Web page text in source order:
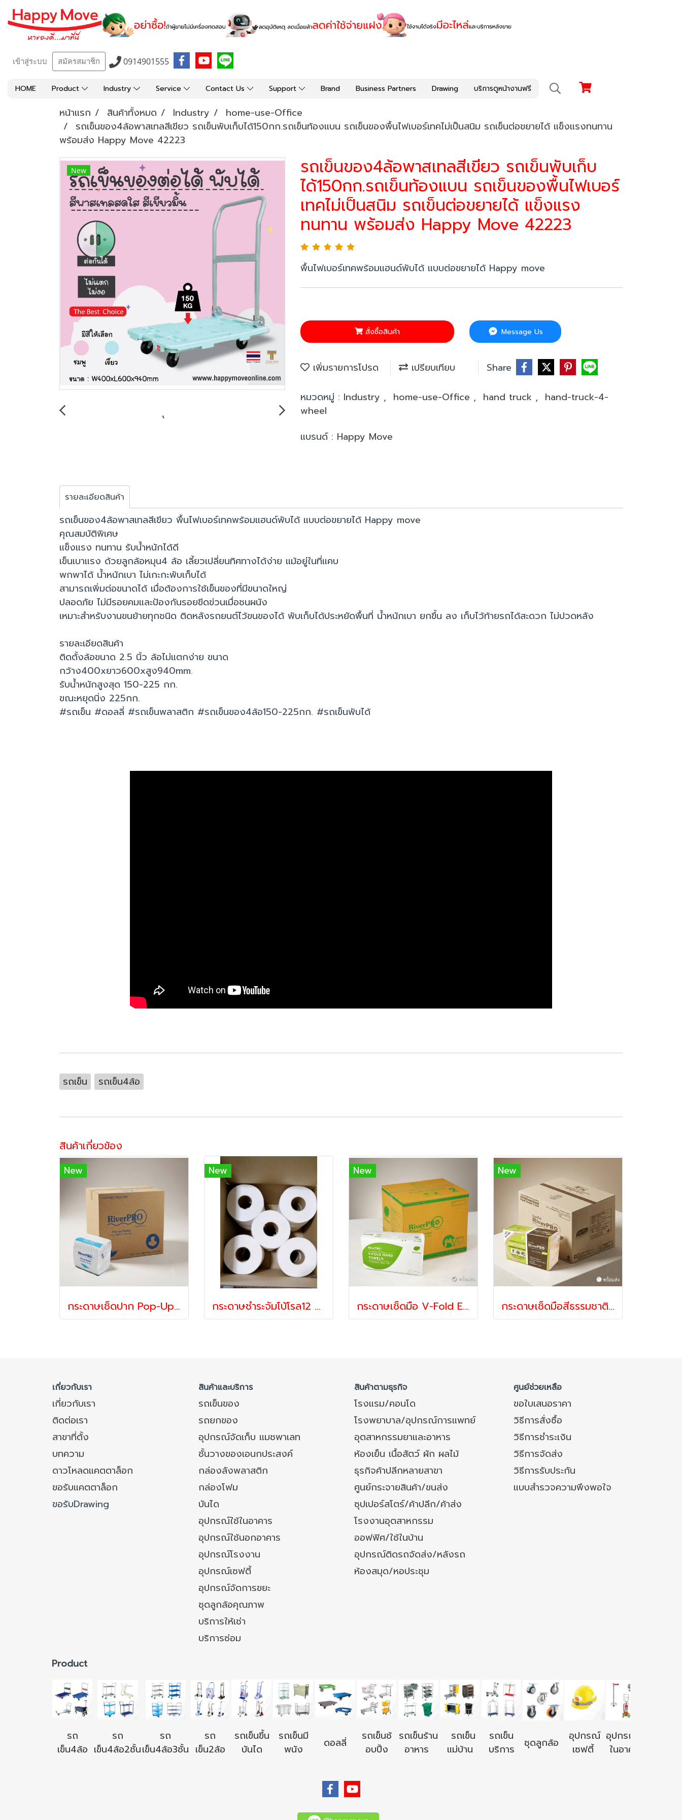
เข้าสู่ระบบ สมัครสมาชิก 0914901555
HOME Product Industry Service Contact Us Support Brand Business Partners Drawing บริการดูหน้างานฟรี
หน้าแรก สินค้าทั้งหมด Industry
home-use-Office
รถเข็นของ4ล้อพาสเทลสีเขียว รถเข็นพับเก็บได้150กก.รถเข็นท้องแบน รถเข็นของพื้นไฟเบอร์เทคไม่เป็นสนิม รถเข็นต่อขยายได้ แข็งแรงทนทาน
พร้อมส่ง Happy Move 42223
New รถเข็นของ4ล้อพาสเทลสีเขียว รถเข็นพับเก็บ
ได้150กก.รถเข็นท้องแบน รถเข็นของพื้นไฟเบอร์
เทคไม่เป็นสนิม รถเข็นต่อขยายได้ แข็งแรง
ทนทาน พร้อมส่ง Happy Move 42223
พื้นไฟเบอร์เทคพร้อมแฮนด์พับได้ แบบต่อขยายได้ Happy move
สั่งซื้อสินค้า Message Us
เพิ่มรายการโปรด เปรียบเทียบ Share
หมวดหมู่ : Industry , home-use-Office , hand truck , hand-truck-4-
wheel
แบรนด์ : Happy Move
รายละเอียดสินค้า
รถเข็นของ4ล้อพาสเทลสีเขียว พื้นไฟเบอร์เทคพร้อมแฮนด์พับได้ แบบต่อขยายได้ Happy move
คุณสมบัติพิเศษ
แข็งแรง ทนทาน รับน้ำหนักได้ดี
เข็นเบาแรง ด้วยลูกล้อหมุน4 ล้อ เลี้ยวเปลี่ยนทิศทางได้ง่าย แม้อยู่ในที่แคบ
พกพาได้ น้ำหนักเบา ไม่เกะกะพับเก็บได้
สามารถเพิ่มต่อขนาดได้ เมื่อต้องการใช้เข็นของที่มีขนาดใหญ่
ปลอดภัย ไม่มีรอยคมและป้องกันรอยขีดข่วนเมื่อชนผนัง
เหมาะสำหรับงานขนย้ายทุกชนิด ติดหลังรถยนต์ไว้ขนของได้ พับเก็บได้ประหยัดพื้นที่ น้ำหนักเบา ยกขึ้น ลง เก็บไว้ท้ายรถได้สะดวก ไม่ปวดหลัง
รายละเอียดสินค้า
ติดตั้งล้อขนาด 2.5 นิ้ว ล้อไม่แตกง่าย ขนาด
กว้าง400xยาว600xสูง940mm.
รับน้ำหนักสูงสุด 150-225 กก.
ขณะหยุดนิ่ง 225กก.
#รถเข็น #ดอลลี่ #รถเข็นพลาสติก #รถเข็นของ4ล้อ150-225กก. #รถเข็นพับได้
รถเข็น รถเข็น4ล้อ
สินค้าเกี่ยวข้อง
New
กระดาษเช็ดปาก Pop-Up Medium | กระดาษเช็ดปากแบบดึง 1 แผ่น ใช้งานสะดวก สำหรับร้านอาหาร คาเฟ่ และโรงแรม
New
กระดาษชำระจัมโบ้โรล12 ม้วน ยาว300เมตรต่อ1ม้วน กระดาษทิชชู่2ชั้น พร้อมส่ง 56565
New
กระดาษเช็ดมือ V-Fold Economy 2 ชั้น 250 แผ่น x 24 แพ็ค | ซึมซับดี ประหยัด เหมาะสำหรับร้านอาหาร โรงแรม และสำนักงาน
New
กระดาษเช็ดมือสีธรรมชาติ V-Fold 2 ชั้น | กระดาษเช็ดมือแบบแผ่น ซึมซับดี สำหรับร้านอาหาร โรงแรม โรงงาน
เกี่ยวกับเรา สินค้าและบริการ สินค้าตามธุรกิจ ศูนย์ช่วยเหลือ
เกี่ยวกับเรา รถเข็นของ โรงแรม/คอนโด
ขอใบเสนอราคา
ติดต่อเรา
รถยกของ โรงพยาบาล/อุปกรณ์การแพทย์
วิธีการสั่งซื้อ
สาขาที่ตั้ง
อุปกรณ์จัดเก็บ แมชพาเลท อุตสาหกรรมยาและอาหาร
วิธีการชำระเงิน
บทความ
ชั้นวางของเอนกประสงค์ ห้องเย็น เนื้อสัตว์ ผัก ผลไม้
วิธีการจัดส่ง
ดาวโหลดแคตตาล็อก
กล่องลังพลาสติก ธุรกิจค้าปลีกหลายสาขา
วิธีการรับประกัน
ขอรับแคตตาล็อก
กล่องโฟม ศูนย์กระจายสินค้า/ขนส่ง
แบบสำรวจความพึงพอใจ
ขอรับDrawing
บันได
ซุปเปอร์สโตร์/ค้าปลีก/ค้าส่ง
อุปกรณ์ใช้ในอาคาร
โรงงานอุตสาหกรรม
อุปกรณ์ใช้นอกอาคาร
ออฟฟิศ/ใช้ในบ้าน
อุปกรณ์โรงงาน
อุปกรณ์ติดรถจัดส่ง/หลังรถ
อุปกรณ์เซฟตี้
ห้องสมุด/หอประชุม
อุปกรณ์จัดการขยะ
ชุดลูกล้อคุณภาพ
บริการให้เช่า
บริการซ่อม
Product
รถ
เข็น4ล้อ
รถ
เข็น4ล้อ2ชั้น
รถ
เข็น4ล้อ3ชั้น
รถ
เข็น2ล้อ
รถเข็นขึ้น
บันได
รถเข็นมี
พนัง
ดอลลี่
รถเข็นช้
อบปิ้ง
รถเข็นร้าน
อาหาร
รถเข็น
แม่บ้าน
รถเข็น
บริการ
ชุดลูกล้อ
อุปกรณ์
เซฟตี้
อุปกรณ์ใช้
ในอาคาร